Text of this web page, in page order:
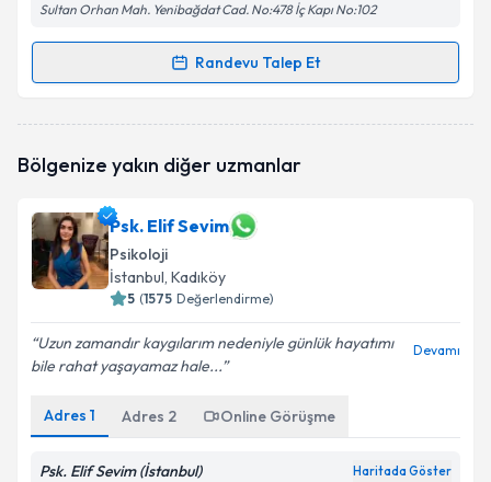
Kişisel verilerimin işlenmesine ilişkin
Metni'ni okudum ve kişisel verilerimin belirtilen
Takvim Talebini Gönder
Sultan Orhan Mah. Yenibağdat Cad. No:478 İç Kapı No:102
Randevu Talep Et
Randevu Takvimi Talebi
oluşturun. Size bu uzmandan randevu almanız için bir
E-posta Adresiniz
Kişisel verilerimin işlenmesine ilişkinAydınlatma
Metni'ni okudum ve kişisel verilerimin belirtilen
Bölgenize yakın diğer uzmanlar
Psk. Elif Sevim
Psikoloji
İstanbul, Kadıköy
5 (1575 Değerlendirme)
Uzun zamandır kaygılarım nedeniyle günlük hayatımı
bile rahat yaşayamaz hale...
Devamı
Adres 1 Adres 2 Online Görüşme
Psk. Elif Sevim (İstanbul) Haritada Göster